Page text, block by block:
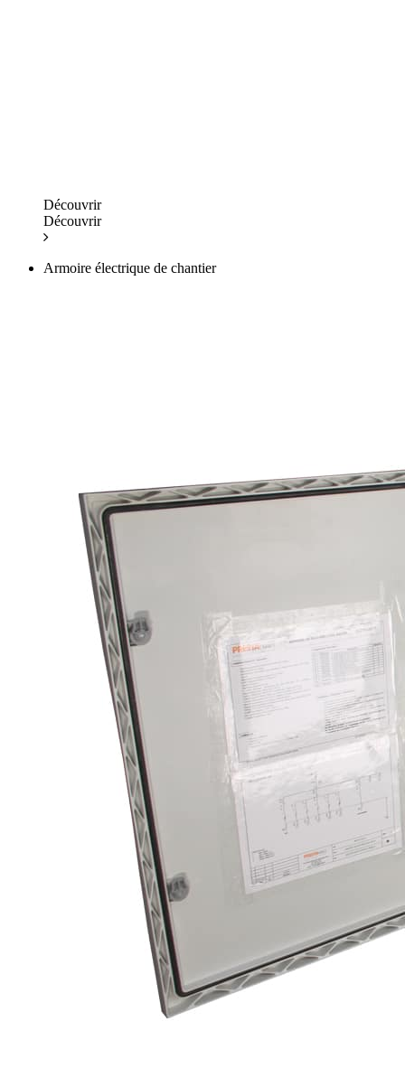
Découvrir
Découvrir
Armoire électrique de chantier